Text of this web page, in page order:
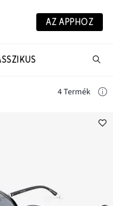
AZ APPHOZ
4 Termék